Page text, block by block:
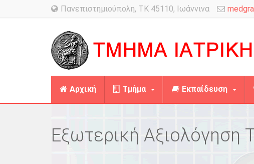
Πανεπιστημιούπολη, TK 45110, Ιωάννινα
Αρχική Τμήμα Εκπαίδευση
Εξωτερική Αξιολόγηση